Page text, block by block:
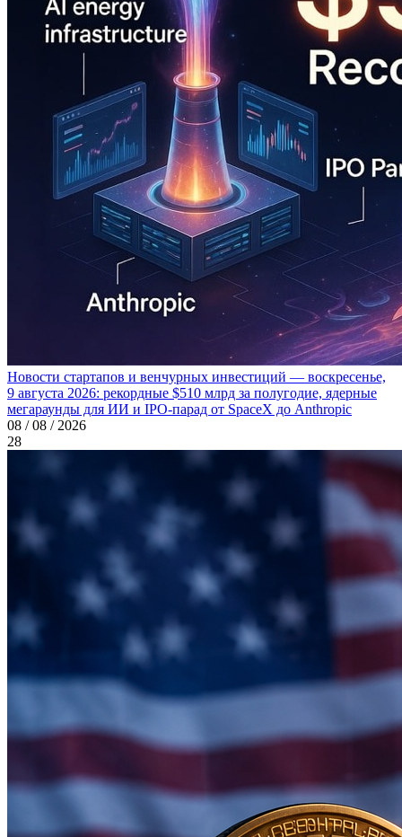
Новости стартапов и венчурных инвестиций — воскресенье,
9 августа 2026: рекордные $510 млрд за полугодие, ядерные
мегараунды для ИИ и IPO-парад от SpaceX до Anthropic
08 / 08 / 2026
28